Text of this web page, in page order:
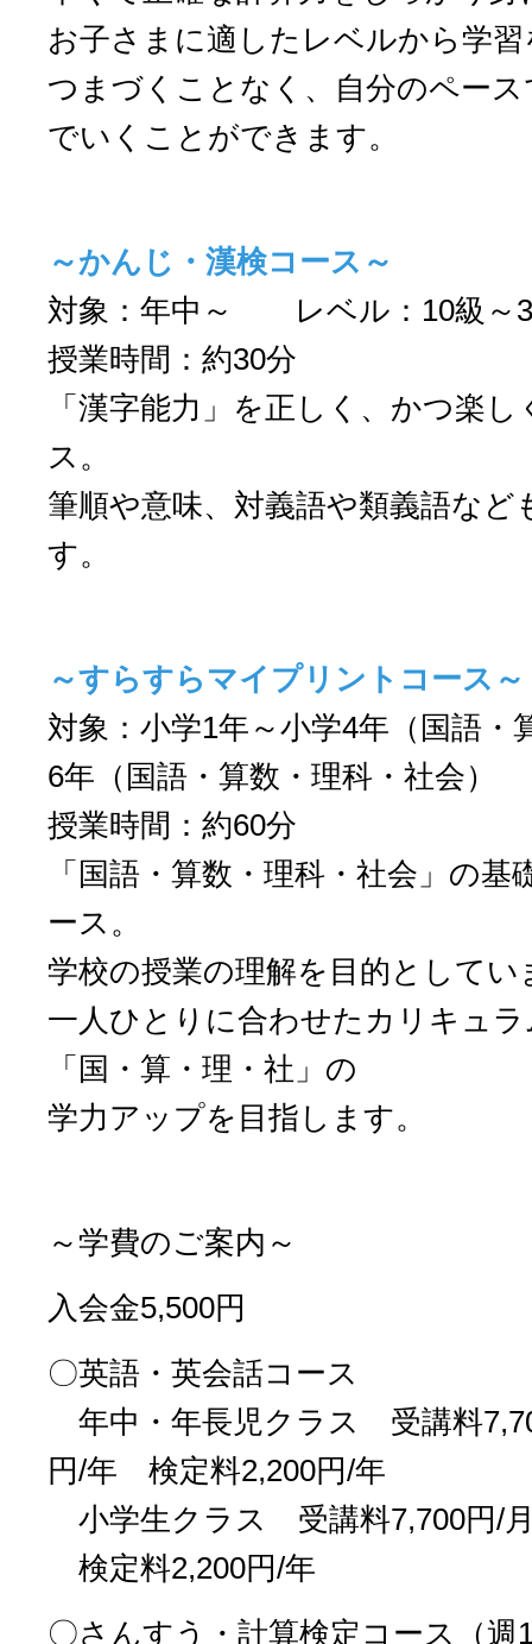
お子さまに適したレベルから学
つまづくことなく、自分のペー
でいくことができます。
～かんじ・漢検コース～
対象：年中～ レベル：10級～
授業時間：約30分
「漢字能力」を正しく、かつ楽
ス。
筆順や意味、対義語や類義語な
す。
～すらすらマイプリントコース～
対象：小学1年～小学4年（国語・
6年（国語・算数・理科・社会）
授業時間：約60分
「国語・算数・理科・社会」の
ース。
学校の授業の理解を目的としてい
一人ひとりに合わせたカリキュ
「国・算・理・社」の
学力アップを目指します。
～学費のご案内～
入会金5,500円
〇英語・英会話コース
年中・年長児クラス 受講料
円/年 検定料2,200円/年
小学生クラス 受講料7,700円/
検定料2,200円/年
〇さんすう・計算検定コース（週